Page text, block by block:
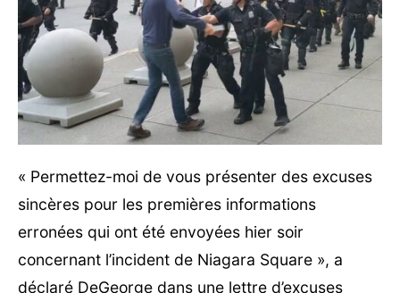
« Permettez-moi de vous présenter des excuses
sincères pour les premières informations
erronées qui ont été envoyées hier soir
concernant l’incident de Niagara Square », a
déclaré DeGeorge dans une lettre d’excuses